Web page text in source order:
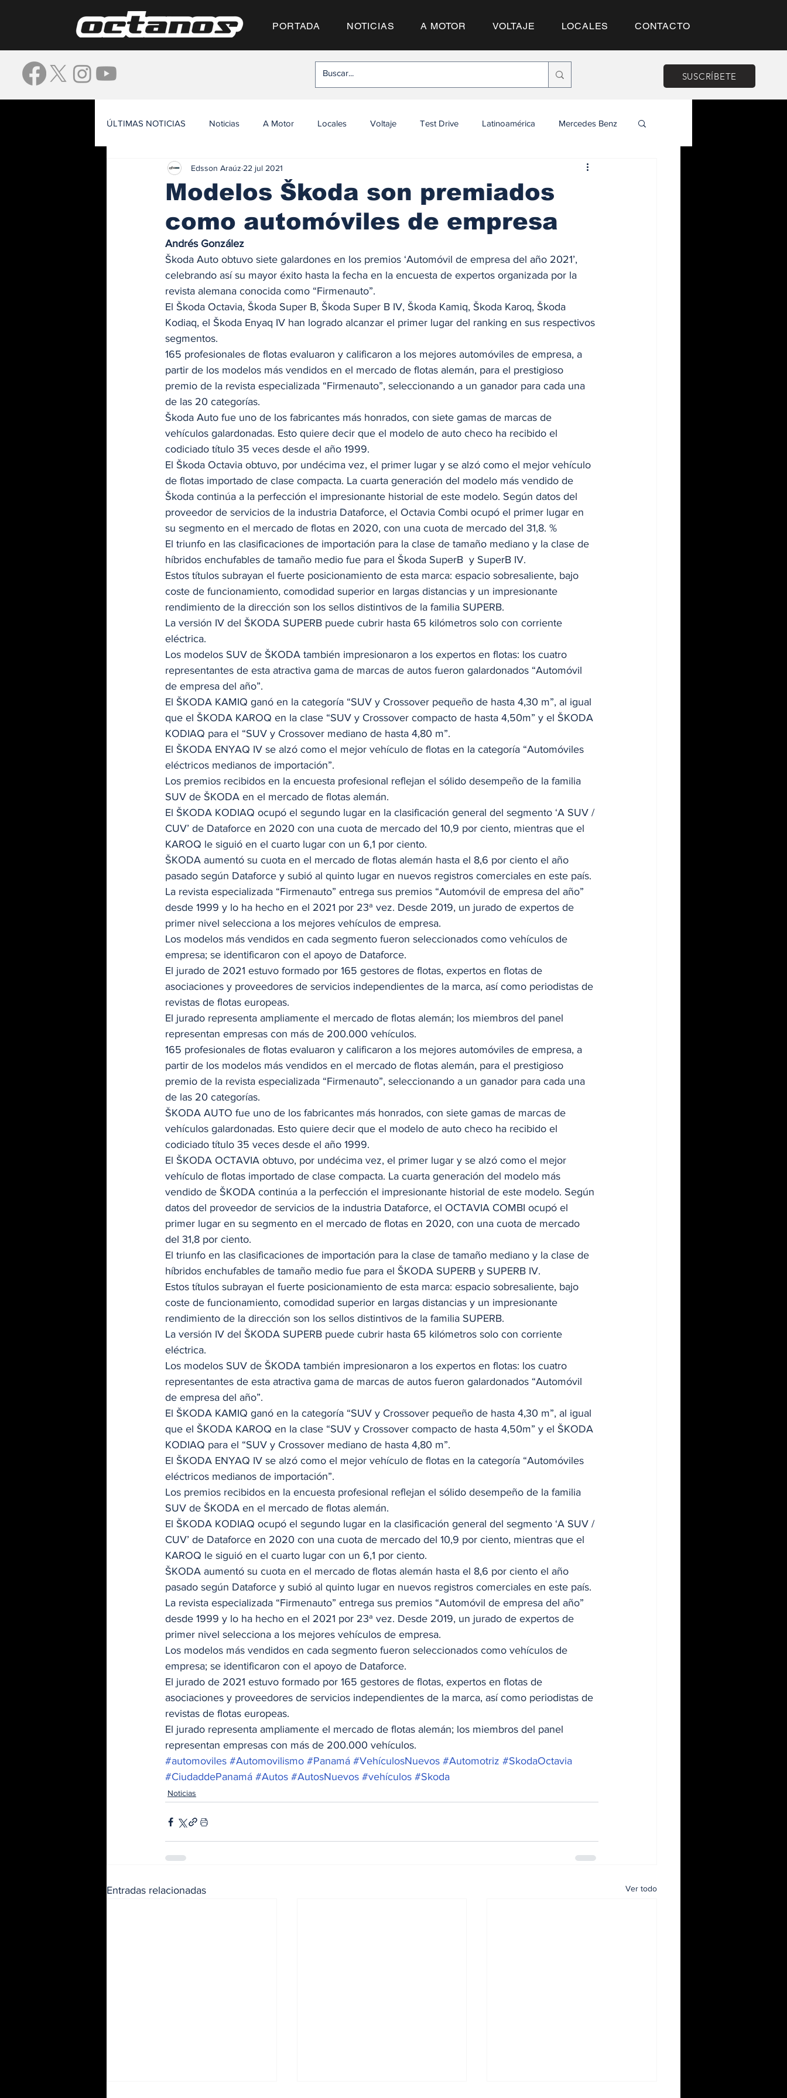
PORTADA NOTICIAS A MOTOR VOLTAJE LOCALES CONTACTO
SUSCRÍBETE
ÚLTIMAS NOTICIAS Noticias A Motor Locales Voltaje Test Drive Latinoamérica Mercedes Benz
Modelos Škoda son premiados
como automóviles de empresa
Edsson Araúz 22 jul 2021
Andrés González
Škoda Auto obtuvo siete galardones en los premios ‘Automóvil de empresa del año 2021’,
celebrando así su mayor éxito hasta la fecha en la encuesta de expertos organizada por la
revista alemana conocida como “Firmenauto”.
El Škoda Octavia, Škoda Super B, Škoda Super B IV, Škoda Kamiq, Škoda Karoq, Škoda
Kodiaq, el Škoda Enyaq IV han logrado alcanzar el primer lugar del ranking en sus respectivos
segmentos.
165 profesionales de flotas evaluaron y calificaron a los mejores automóviles de empresa, a
partir de los modelos más vendidos en el mercado de flotas alemán, para el prestigioso
premio de la revista especializada “Firmenauto”, seleccionando a un ganador para cada una
de las 20 categorías.
Škoda Auto fue uno de los fabricantes más honrados, con siete gamas de marcas de
vehículos galardonadas. Esto quiere decir que el modelo de auto checo ha recibido el
codiciado título 35 veces desde el año 1999.
El Škoda Octavia obtuvo, por undécima vez, el primer lugar y se alzó como el mejor vehículo
de flotas importado de clase compacta. La cuarta generación del modelo más vendido de
Škoda continúa a la perfección el impresionante historial de este modelo. Según datos del
proveedor de servicios de la industria Dataforce, el Octavia Combi ocupó el primer lugar en
su segmento en el mercado de flotas en 2020, con una cuota de mercado del 31,8. %
El triunfo en las clasificaciones de importación para la clase de tamaño mediano y la clase de
híbridos enchufables de tamaño medio fue para el Škoda SuperB  y SuperB IV.
Estos títulos subrayan el fuerte posicionamiento de esta marca: espacio sobresaliente, bajo
coste de funcionamiento, comodidad superior en largas distancias y un impresionante
rendimiento de la dirección son los sellos distintivos de la familia SUPERB.
La versión IV del ŠKODA SUPERB puede cubrir hasta 65 kilómetros solo con corriente
eléctrica.
Los modelos SUV de ŠKODA también impresionaron a los expertos en flotas: los cuatro
representantes de esta atractiva gama de marcas de autos fueron galardonados “Automóvil
de empresa del año”.
El ŠKODA KAMIQ ganó en la categoría “SUV y Crossover pequeño de hasta 4,30 m”, al igual
que el ŠKODA KAROQ en la clase “SUV y Crossover compacto de hasta 4,50m” y el ŠKODA
KODIAQ para el “SUV y Crossover mediano de hasta 4,80 m”.
El ŠKODA ENYAQ IV se alzó como el mejor vehículo de flotas en la categoría “Automóviles
eléctricos medianos de importación”.
Los premios recibidos en la encuesta profesional reflejan el sólido desempeño de la familia
SUV de ŠKODA en el mercado de flotas alemán.
El ŠKODA KODIAQ ocupó el segundo lugar en la clasificación general del segmento ‘A SUV /
CUV’ de Dataforce en 2020 con una cuota de mercado del 10,9 por ciento, mientras que el
KAROQ le siguió en el cuarto lugar con un 6,1 por ciento.
ŠKODA aumentó su cuota en el mercado de flotas alemán hasta el 8,6 por ciento el año
pasado según Dataforce y subió al quinto lugar en nuevos registros comerciales en este país.
La revista especializada “Firmenauto” entrega sus premios “Automóvil de empresa del año”
desde 1999 y lo ha hecho en el 2021 por 23ª vez. Desde 2019, un jurado de expertos de
primer nivel selecciona a los mejores vehículos de empresa.
Los modelos más vendidos en cada segmento fueron seleccionados como vehículos de
empresa; se identificaron con el apoyo de Dataforce.
El jurado de 2021 estuvo formado por 165 gestores de flotas, expertos en flotas de
asociaciones y proveedores de servicios independientes de la marca, así como periodistas de
revistas de flotas europeas.
El jurado representa ampliamente el mercado de flotas alemán; los miembros del panel
representan empresas con más de 200.000 vehículos.
165 profesionales de flotas evaluaron y calificaron a los mejores automóviles de empresa, a
partir de los modelos más vendidos en el mercado de flotas alemán, para el prestigioso
premio de la revista especializada “Firmenauto”, seleccionando a un ganador para cada una
de las 20 categorías.
ŠKODA AUTO fue uno de los fabricantes más honrados, con siete gamas de marcas de
vehículos galardonadas. Esto quiere decir que el modelo de auto checo ha recibido el
codiciado título 35 veces desde el año 1999.
El ŠKODA OCTAVIA obtuvo, por undécima vez, el primer lugar y se alzó como el mejor
vehículo de flotas importado de clase compacta. La cuarta generación del modelo más
vendido de ŠKODA continúa a la perfección el impresionante historial de este modelo. Según
datos del proveedor de servicios de la industria Dataforce, el OCTAVIA COMBI ocupó el
primer lugar en su segmento en el mercado de flotas en 2020, con una cuota de mercado
del 31,8 por ciento.
El triunfo en las clasificaciones de importación para la clase de tamaño mediano y la clase de
híbridos enchufables de tamaño medio fue para el ŠKODA SUPERB y SUPERB IV.
Estos títulos subrayan el fuerte posicionamiento de esta marca: espacio sobresaliente, bajo
coste de funcionamiento, comodidad superior en largas distancias y un impresionante
rendimiento de la dirección son los sellos distintivos de la familia SUPERB.
La versión IV del ŠKODA SUPERB puede cubrir hasta 65 kilómetros solo con corriente
eléctrica.
Los modelos SUV de ŠKODA también impresionaron a los expertos en flotas: los cuatro
representantes de esta atractiva gama de marcas de autos fueron galardonados “Automóvil
de empresa del año”.
El ŠKODA KAMIQ ganó en la categoría “SUV y Crossover pequeño de hasta 4,30 m”, al igual
que el ŠKODA KAROQ en la clase “SUV y Crossover compacto de hasta 4,50m” y el ŠKODA
KODIAQ para el “SUV y Crossover mediano de hasta 4,80 m”.
El ŠKODA ENYAQ IV se alzó como el mejor vehículo de flotas en la categoría “Automóviles
eléctricos medianos de importación”.
Los premios recibidos en la encuesta profesional reflejan el sólido desempeño de la familia
SUV de ŠKODA en el mercado de flotas alemán.
El ŠKODA KODIAQ ocupó el segundo lugar en la clasificación general del segmento ‘A SUV /
CUV’ de Dataforce en 2020 con una cuota de mercado del 10,9 por ciento, mientras que el
KAROQ le siguió en el cuarto lugar con un 6,1 por ciento.
ŠKODA aumentó su cuota en el mercado de flotas alemán hasta el 8,6 por ciento el año
pasado según Dataforce y subió al quinto lugar en nuevos registros comerciales en este país.
La revista especializada “Firmenauto” entrega sus premios “Automóvil de empresa del año”
desde 1999 y lo ha hecho en el 2021 por 23ª vez. Desde 2019, un jurado de expertos de
primer nivel selecciona a los mejores vehículos de empresa.
Los modelos más vendidos en cada segmento fueron seleccionados como vehículos de
empresa; se identificaron con el apoyo de Dataforce.
El jurado de 2021 estuvo formado por 165 gestores de flotas, expertos en flotas de
asociaciones y proveedores de servicios independientes de la marca, así como periodistas de
revistas de flotas europeas.
El jurado representa ampliamente el mercado de flotas alemán; los miembros del panel
representan empresas con más de 200.000 vehículos.
#automoviles #Automovilismo #Panamá #VehículosNuevos #Automotriz #SkodaOctavia
#CiudaddePanamá #Autos #AutosNuevos #vehículos #Skoda
Noticias
Entradas relacionadas Ver todo